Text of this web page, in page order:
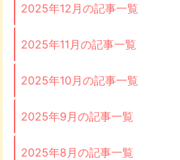
2025年12月の記事一覧
2025年11月の記事一覧
2025年10月の記事一覧
2025年9月の記事一覧
2025年8月の記事一覧